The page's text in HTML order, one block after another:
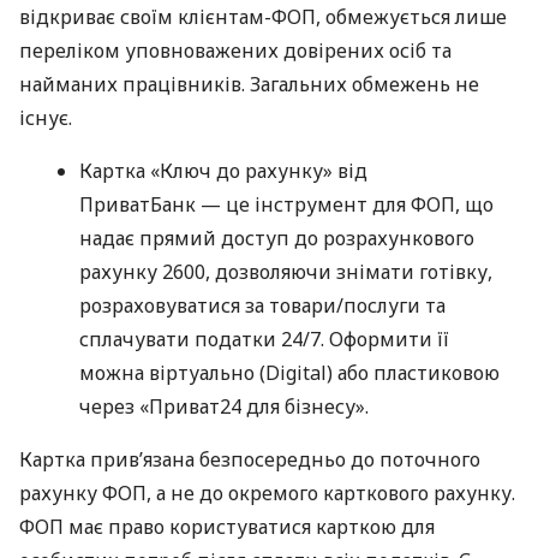
відкриває своїм клієнтам-ФОП, обмежується лише
переліком уповноважених довірених осіб та
найманих працівників. Загальних обмежень не
існує.
Картка «Ключ до рахунку» від
ПриватБанк — це інструмент для ФОП, що
надає прямий доступ до розрахункового
рахунку 2600, дозволяючи знімати готівку,
розраховуватися за товари/послуги та
сплачувати податки 24/7. Оформити її
можна віртуально (Digital) або пластиковою
через «Приват24 для бізнесу».
Картка прив’язана безпосередньо до поточного
рахунку ФОП, а не до окремого карткового рахунку.
ФОП має право користуватися карткою для